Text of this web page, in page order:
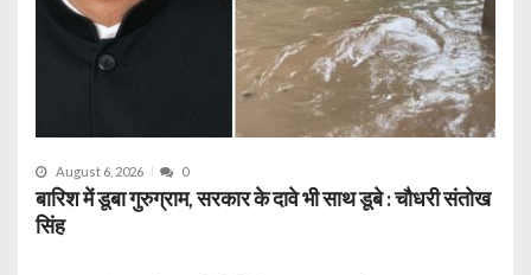
August 6, 2026 0
बारिश में डूबा गुरुग्राम, सरकार के दावे भी साथ डूबे : चौधरी संतोख
सिंह